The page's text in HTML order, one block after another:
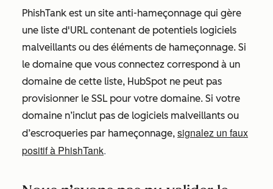
PhishTank est un site anti-hameçonnage qui gère
une liste d'URL contenant de potentiels logiciels
malveillants ou des éléments de hameçonnage. Si
le domaine que vous connectez correspond à un
domaine de cette liste, HubSpot ne peut pas
provisionner le SSL pour votre domaine. Si votre
domaine n’inclut pas de logiciels malveillants ou
d’escroqueries par hameçonnage, signalez un faux
positif à PhishTank.